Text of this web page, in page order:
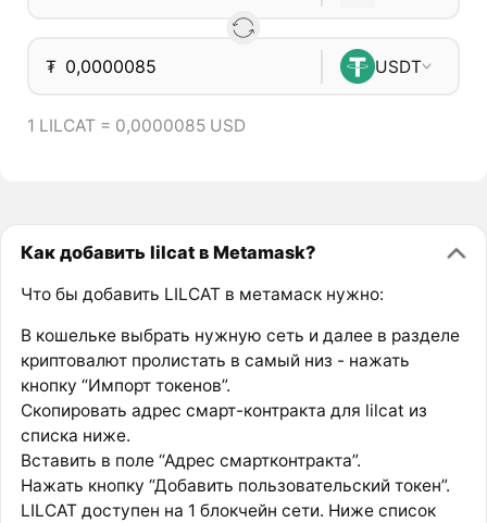
₮ USDT
1 LILCAT = 0,0000085 USD
Как добавить lilcat в Metamask?
Что бы добавить LILCAT в метамаск нужно:
В кошельке выбрать нужную сеть и далее в разделе
криптовалют пролистать в самый низ - нажать
кнопку “Импорт токенов”.
Скопировать адрес смарт-контракта для lilcat из
списка ниже.
Вставить в поле “Адрес смартконтракта”.
Нажать кнопку “Добавить пользовательский токен”.
LILCAT доступен на 1 блокчейн сети. Ниже список